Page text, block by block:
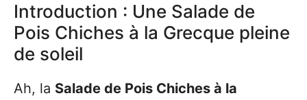
Introduction : Une Salade de
Pois Chiches à la Grecque pleine
de soleil
Ah, la Salade de Pois Chiches à la